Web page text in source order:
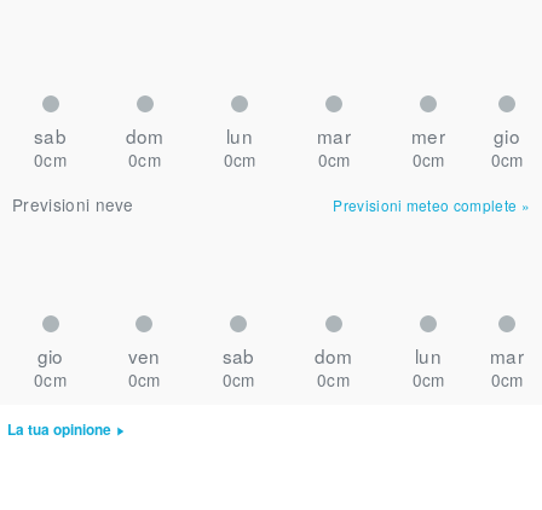
sab dom lun mar mer gio
0cm 0cm 0cm 0cm 0cm
0cm
Previsioni neve
Previsioni meteo complete »
gio ven sab dom lun mar
0cm 0cm 0cm 0cm 0cm 0cm
La tua opinione